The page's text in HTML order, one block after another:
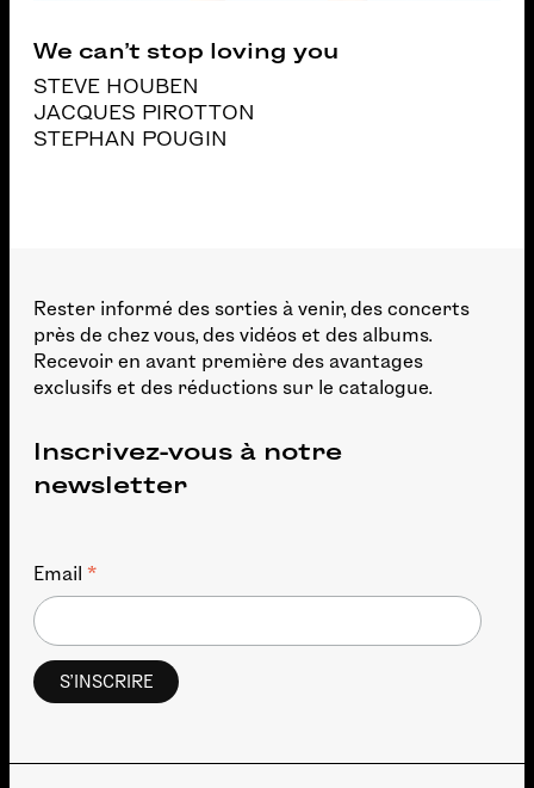
We can’t stop loving you
STEVE HOUBEN
JACQUES PIROTTON
STEPHAN POUGIN
Rester informé des sorties à venir, des concerts
près de chez vous, des vidéos et des albums.
Recevoir en avant première des avantages
exclusifs et des réductions sur le catalogue.
Inscrivez-vous à notre
newsletter
Email *